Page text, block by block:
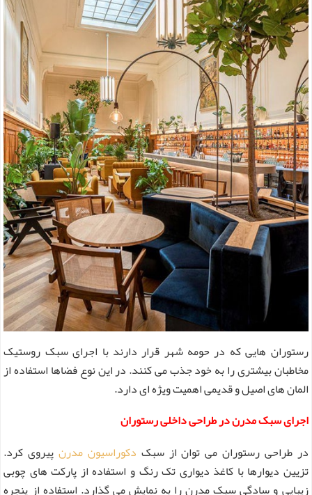
رستوران هایی که در حومه شهر قرار دارند با اجرای سبک روستیک
مخاطبان بیشتری را به خود جذب می کنند. در این نوع فضاها استفاده از
المان های اصیل و قدیمی اهمیت ویژه ای دارد.
اجرای سبک مدرن در طراحی داخلی رستوران
در طراحی رستوران می توان از سبک دکوراسیون مدرنپیروی کرد.
تزیین دیوارها با کاغذ دیواری تک رنگ و استفاده از پارکت های چوبی
زیبایی و سادگی سبک مدرن را به نمایش می گذارد. استفاده از پنجره